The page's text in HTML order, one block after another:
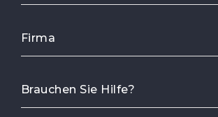
Firma
Brauchen Sie Hilfe?